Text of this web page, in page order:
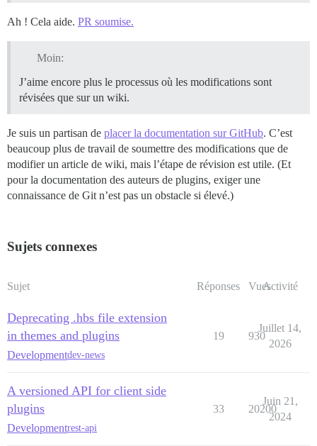
Ah ! Cela aide. PR soumise.
Moin:
J’aime encore plus le processus où les modifications sont
révisées que sur un wiki.
Je suis un partisan de placer la documentation sur GitHub. C’est
beaucoup plus de travail de soumettre des modifications que de
modifier un article de wiki, mais l’étape de révision est utile. (Et
pour la documentation des auteurs de plugins, exiger une
connaissance de Git n’est pas un obstacle si élevé.)
Sujets connexes
Sujet Réponses VuesActivité
Deprecating .hbs file extension
in themes and plugins
Developmentdev-news
19 930
Juillet 14,
2026
A versioned API for client side
plugins
Developmentrest-api
33 20200
Juin 21,
2024